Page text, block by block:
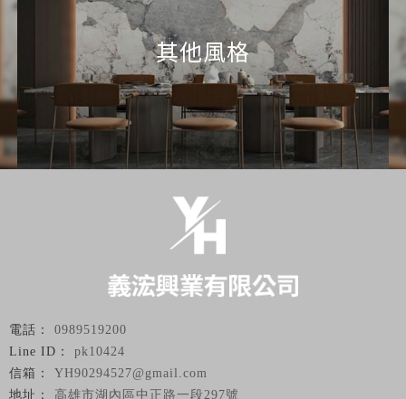
其他風格
pk10424
0989519200
YH90294527@gmail.com
高雄市湖內區中正路一段297號